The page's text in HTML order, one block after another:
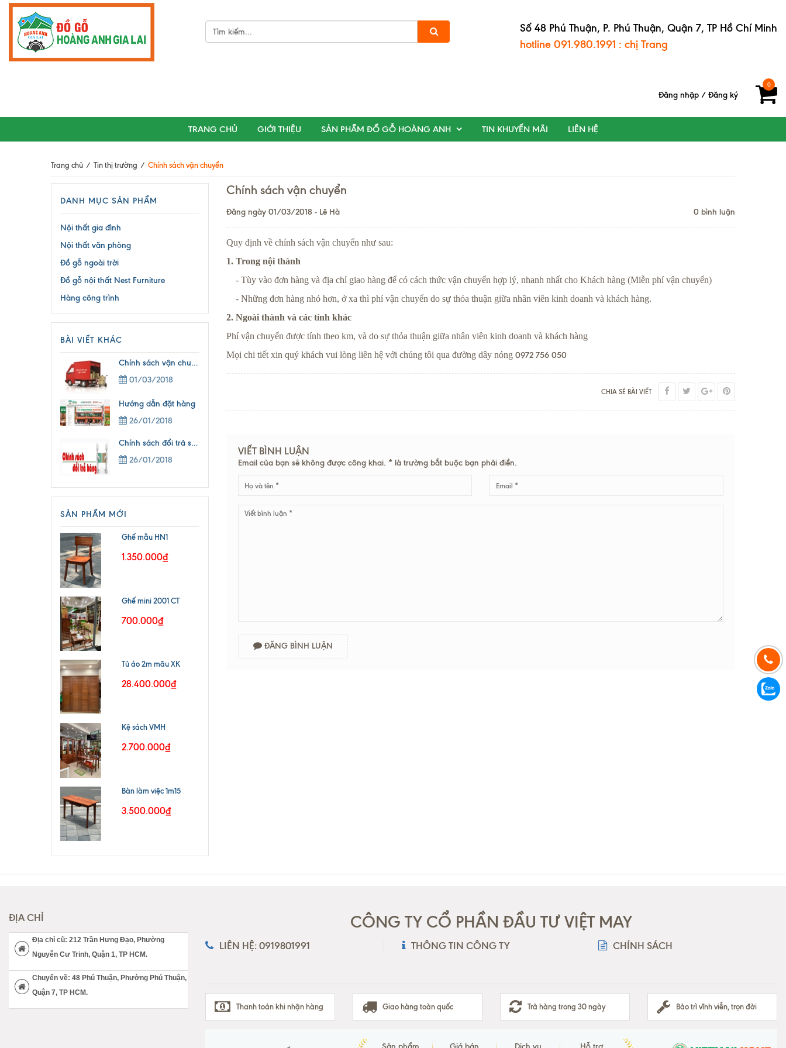
Số 48 Phú Thuận, P. Phú Thuận, Quận 7, TP Hồ Chí Minh
hotline 091.980.1991 : chị Trang
0
Đăng nhập / Đăng ký
TRANG CHỦ GIỚI THIỆU SẢN PHẨM ĐỒ GỖ HOÀNG ANH TIN KHUYẾN MÃI LIÊN HỆ
Trang chủ / Tin thị trường / Chính sách vận chuyển
Chính sách vận chuyển
Đăng ngày 01/03/2018 - Lê Hà 0 bình luận
Quy định về chính sách vận chuyển như sau:
1. Trong nội thành
- Tùy vào đơn hàng và địa chỉ giao hàng để có cách thức vận chuyển hợp lý, nhanh nhất cho Khách hàng (Miễn phí vận chuyển)
- Những đơn hàng nhỏ hơn, ở xa thì phí vận chuyển do sự thỏa thuận giữa nhân viên kinh doanh và khách hàng.
2. Ngoài thành và các tỉnh khác
Phí vận chuyển được tính theo km, và do sự thỏa thuận giữa nhân viên kinh doanh và khách hàng
Mọi chi tiết xin quý khách vui lòng liên hệ với chúng tôi qua đường dây nóng 0972 756 050
CHIA SẺ BÀI VIẾT
VIẾT BÌNH LUẬN
Email của bạn sẽ không được công khai. * là trường bắt buộc bạn phải điền.
ĐĂNG BÌNH LUẬN
DANH MỤC SẢN PHẨM
Nội thất gia đình
Nội thất văn phòng
Đồ gỗ ngoài trời
Đồ gỗ nội thất Nest Furniture
Hàng công trình
BÀI VIẾT KHÁC
Chính sách vận chuyển
01/03/2018
Hướng dẫn đặt hàng
26/01/2018
Chính sách đổi trả sản phẩm và dịch vụ
26/01/2018
SẢN PHẨM MỚI
Ghế mẫu HN1
1.350.000₫
Ghế mini 2001 CT
700.000₫
Tủ áo 2m mãu XK
28.400.000₫
Kệ sách VMH
2.700.000₫
Bàn làm việc 1m15
3.500.000₫
ĐỊA CHỈ
Địa chỉ cũ: 212 Trần Hưng Đạo, Phường
Nguyễn Cư Trinh, Quận 1, TP HCM.
Chuyển về: 48 Phú Thuận, Phường Phú Thuận,
Quận 7, TP HCM.
CÔNG TY CỔ PHẦN ĐẦU TƯ VIỆT MAY
LIÊN HỆ: 0919801991 THÔNG TIN CÔNG TY CHÍNH SÁCH
Thanh toán khi nhận hàng Giao hàng toàn quốc Trả hàng trong 30 ngày Bảo trì vĩnh viễn, trọn đời